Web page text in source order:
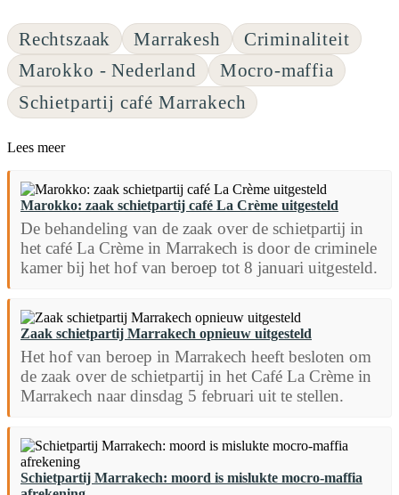
Rechtszaak Marrakesh
Criminaliteit
Marokko - Nederland
Mocro-maffia
Schietpartij café Marrakech
Lees meer
Marokko: zaak schietpartij café La Crème uitgesteld
De behandeling van de zaak over de schietpartij in
het café La Crème in Marrakech is door de criminele
kamer bij het hof van beroep tot 8 januari uitgesteld.
Zaak schietpartij Marrakech opnieuw uitgesteld
Het hof van beroep in Marrakech heeft besloten om
de zaak over de schietpartij in het Café La Crème in
Marrakech naar dinsdag 5 februari uit te stellen.
Schietpartij Marrakech: moord is mislukte mocro-maffia